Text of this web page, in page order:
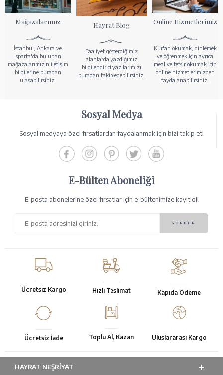
Mağazalarımız
İstanbul, Ankara ve
Isparta'da bulunan
mağazalarımızın iletişim
bilgilerine buradan
ulaşabilirsiniz.
Hayrat Blog
Faaliyet gösterdiğimiz
alanlarda yazdığımız
bilgilendirici yazılarımızı
buradan takip edebilirsiniz.
Online Hizmetlerimiz
Kur'an okumak, dinlemek
ve öğrenmek için ayrıca
meal ve tefsir okumak için
online hizmetlerimizden
faydalanabilirsiniz.
Sosyal Medya
Sosyal medyaya özel fırsatlardan faydalanmak için bizi takip et!
E-Bülten Aboneliği
E-posta abonelerine özel fırsatlar için e-bültenimize kayıt ol!
Ücretsiz Kargo Hızlı Teslimat Kapıda Ödeme
Ücretsiz İade Toplu Al, Kazan Uluslararası Kargo
HAYRAT NEŞRIYAT